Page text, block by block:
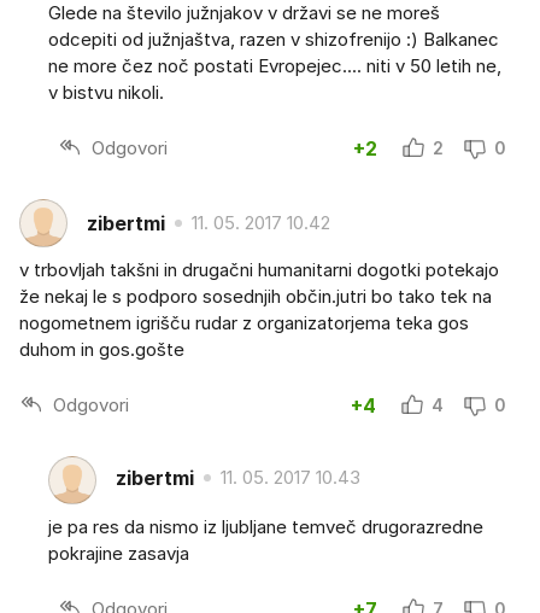
Glede na število južnjakov v državi se ne moreš
odcepiti od južnjaštva, razen v shizofrenijo :) Balkanec
ne more čez noč postati Evropejec.... niti v 50 letih ne,
v bistvu nikoli.
Odgovori +2 2 0
zibertmi 11. 05. 2017 10.42
v trbovljah takšni in drugačni humanitarni dogotki potekajo
že nekaj le s podporo sosednjih občin.jutri bo tako tek na
nogometnem igrišču rudar z organizatorjema teka gos
duhom in gos.gošte
Odgovori +4 4 0
zibertmi 11. 05. 2017 10.43
je pa res da nismo iz ljubljane temveč drugorazredne
pokrajine zasavja